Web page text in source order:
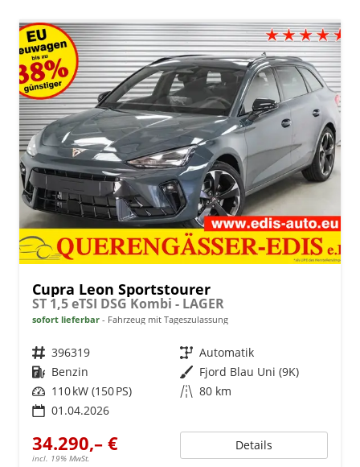
Cupra Leon Sportstourer
ST 1,5 eTSI DSG Kombi - LAGER
sofort lieferbar Fahrzeug mit Tageszulassung
Fahrzeugnr. 396319 Getriebe Automatik
Kraftstoff Benzin Außenfarbe Fjord Blau Uni (9K)
Leistung 110 kW (150 PS) Kilometerstand 80 km
01.04.2026
34.290,– €
incl. 19% MwSt.
Details